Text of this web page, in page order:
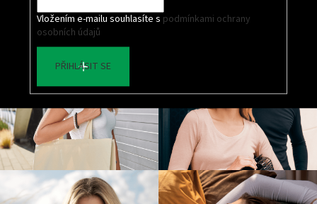
Vložením e-mailu souhlasíte s podmínkami ochrany
osobních údajů
PŘIHLÁSIT SE